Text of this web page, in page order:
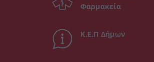
Φαρμακεία
Κ.Ε.Π Δήμων